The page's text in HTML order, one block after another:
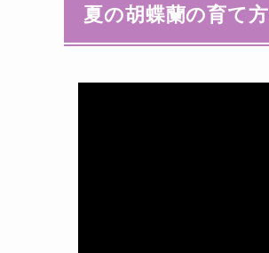
夏の胡蝶蘭の育て方